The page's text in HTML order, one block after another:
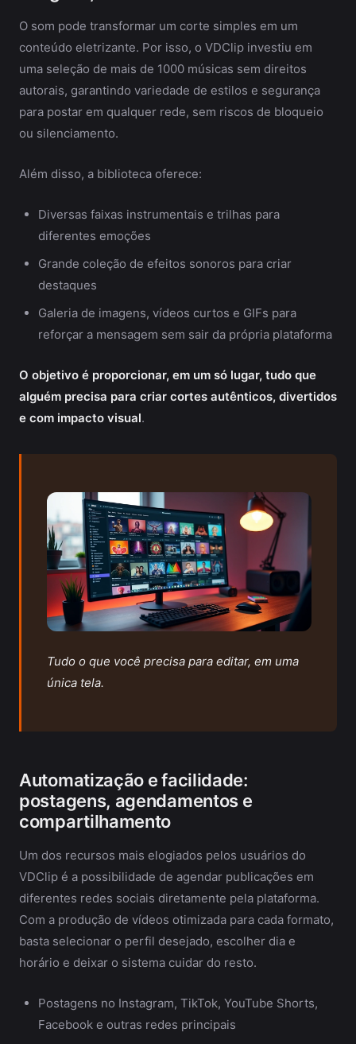
O som pode transformar um corte simples em um
conteúdo eletrizante. Por isso, o VDClip investiu em
uma seleção de mais de 1000 músicas sem direitos
autorais, garantindo variedade de estilos e segurança
para postar em qualquer rede, sem riscos de bloqueio
ou silenciamento.
Além disso, a biblioteca oferece:
Diversas faixas instrumentais e trilhas para
diferentes emoções
Grande coleção de efeitos sonoros para criar
destaques
Galeria de imagens, vídeos curtos e GIFs para
reforçar a mensagem sem sair da própria plataforma
O objetivo é proporcionar, em um só lugar, tudo que
alguém precisa para criar cortes autênticos, divertidos
e com impacto visual.
Tudo o que você precisa para editar, em uma
única tela.
Automatização e facilidade:
postagens, agendamentos e
compartilhamento
Um dos recursos mais elogiados pelos usuários do
VDClip é a possibilidade de agendar publicações em
diferentes redes sociais diretamente pela plataforma.
Com a produção de vídeos otimizada para cada formato,
basta selecionar o perfil desejado, escolher dia e
horário e deixar o sistema cuidar do resto.
Postagens no Instagram, TikTok, YouTube Shorts,
Facebook e outras redes principais